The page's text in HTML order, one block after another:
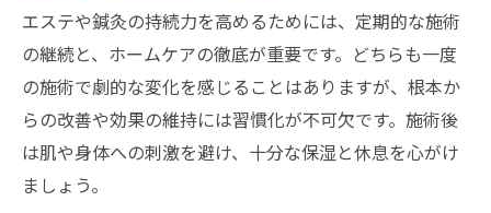
エステや鍼灸の持続力を高めるためには、定期的な施術
の継続と、ホームケアの徹底が重要です。どちらも一度
の施術で劇的な変化を感じることはありますが、根本か
らの改善や効果の維持には習慣化が不可欠です。施術後
は肌や身体への刺激を避け、十分な保湿と休息を心がけ
ましょう。